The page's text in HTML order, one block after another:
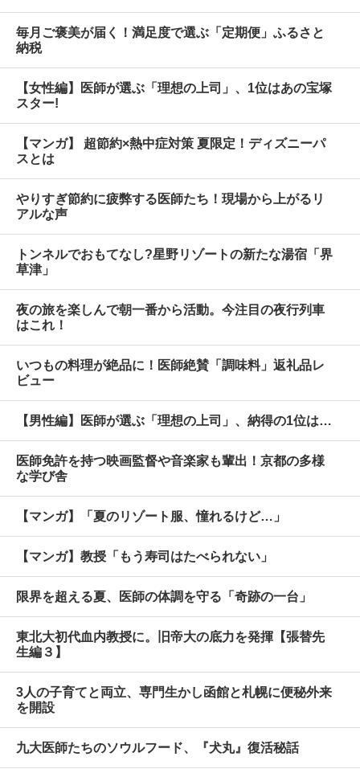
毎月ご褒美が届く！満足度で選ぶ「定期便」ふるさと
納税
【女性編】医師が選ぶ「理想の上司」、1位はあの宝塚
スター!
【マンガ】 超節約×熱中症対策 夏限定！ディズニーパ
スとは
やりすぎ節約に疲弊する医師たち！現場から上がるリ
アルな声
トンネルでおもてなし?星野リゾートの新たな湯宿「界
草津」
夜の旅を楽しんで朝一番から活動。今注目の夜行列車
はこれ！
いつもの料理が絶品に！医師絶賛「調味料」返礼品レ
ビュー
【男性編】医師が選ぶ「理想の上司」、納得の1位は…
医師免許を持つ映画監督や音楽家も輩出！京都の多様
な学び舎
【マンガ】「夏のリゾート服、憧れるけど…」
【マンガ】教授「もう寿司はたべられない」
限界を超える夏、医師の体調を守る「奇跡の一台」
東北大初代血内教授に。旧帝大の底力を発揮【張替先
生編３】
3人の子育てと両立、専門生かし函館と札幌に便秘外来
を開設
九大医師たちのソウルフード、『犬丸』復活秘話